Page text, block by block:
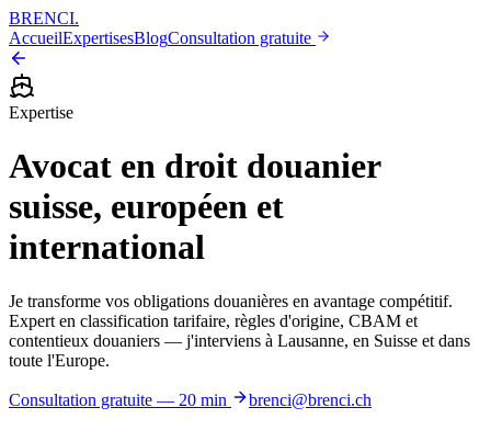
BRENCI.
AccueilExpertisesBlogConsultation gratuite
Expertise
Avocat en droit douanier
suisse, européen et
international
Je transforme vos obligations douanières en avantage compétitif.
Expert en classification tarifaire, règles d'origine, CBAM et
contentieux douaniers — j'interviens à Lausanne, en Suisse et dans
toute l'Europe.
Consultation gratuite — 20 min brenci@brenci.ch